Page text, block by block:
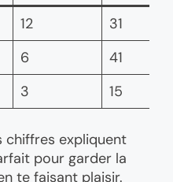
12
31
6
41
3 15
chiffres expliquent
pour garder la
te faisant plaisir.